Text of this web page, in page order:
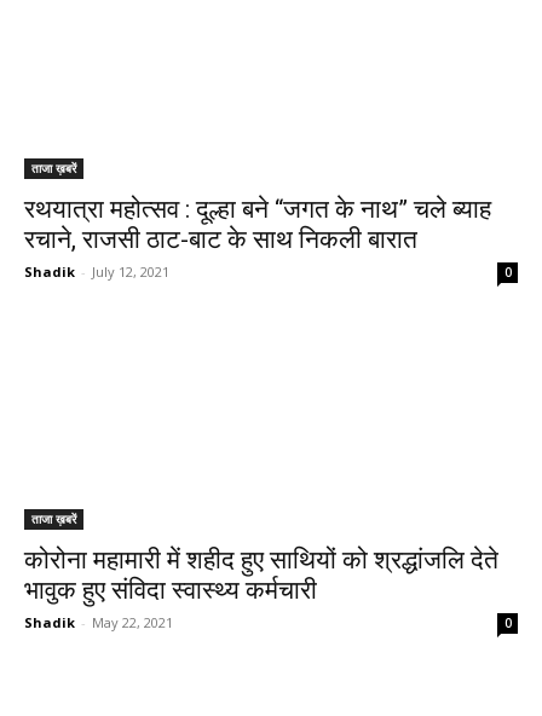
ताजा ख़बरें
रथयात्रा महोत्सव : दूल्हा बने “जगत के नाथ” चले ब्याह
रचाने, राजसी ठाट-बाट के साथ निकली बारात
Shadik - July 12, 2021 0
ताजा ख़बरें
कोरोना महामारी में शहीद हुए साथियों को श्रद्धांजलि देते
भावुक हुए संविदा स्‍वास्‍थ्‍य कर्मचारी
Shadik - May 22, 2021 0